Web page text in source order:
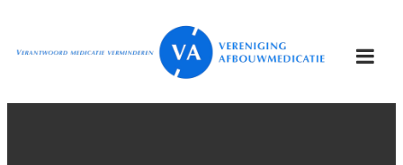
naar
inhoud
Vereniging
Afbouwmedicatie
Verantwoord afbouwen